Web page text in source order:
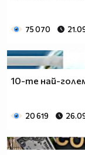
75 070
10-те най-
20 619